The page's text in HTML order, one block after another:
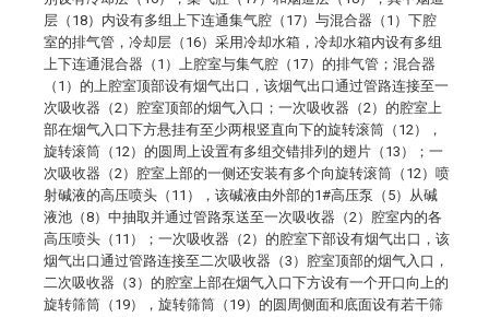
层（18）内设有多组上下连通集气腔（17）与混合器（1）下腔
室的排气管，冷却层（16）采用冷却水箱，冷却水箱内设有多组
上下连通混合器（1）上腔室与集气腔（17）的排气管；混合器
（1）的上腔室顶部设有烟气出口，该烟气出口通过管路连接至一
次吸收器（2）腔室顶部的烟气入口；一次吸收器（2）的腔室上
部在烟气入口下方悬挂有至少两根竖直向下的旋转滚筒（12），
旋转滚筒（12）的圆周上设置有多组交错排列的翅片（13）；一
次吸收器（2）腔室上部的一侧还安装有多个向旋转滚筒（12）喷
射碱液的高压喷头（11），该碱液由外部的1#高压泵（5）从碱
液池（8）中抽取并通过管路泵送至一次吸收器（2）腔室内的各
高压喷头（11）；一次吸收器（2）的腔室下部设有烟气出口，该
烟气出口通过管路连接至二次吸收器（3）腔室顶部的烟气入口，
二次吸收器（3）的腔室上部在烟气入口下方设有一个开口向上的
旋转筛筒（19），旋转筛筒（19）的圆周侧面和底面设有若干筛